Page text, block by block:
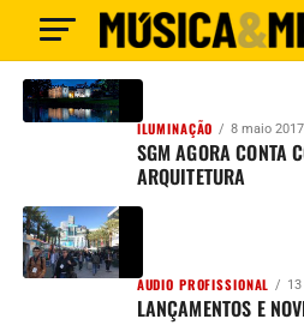
ILUMINAÇÃO 8 maio 2017
SGM AGORA CONTA
ARQUITETURA
AUDIO PROFISSIONAL
LANÇAMENTOS E